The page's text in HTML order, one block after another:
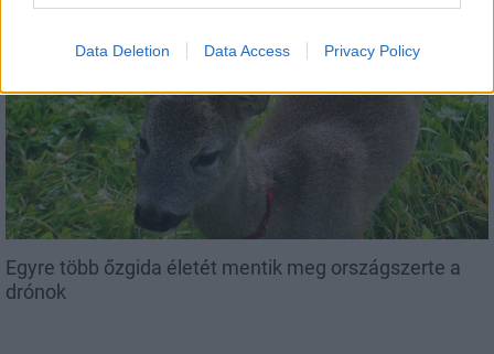
Data Deletion Data Access Privacy Policy
Egyre több őzgida életét mentik meg országszerte a
drónok